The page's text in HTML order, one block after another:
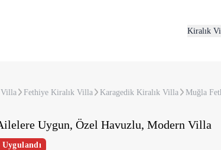
Kiralık
Fethiye Kiralık Villa Karagedik Kiralık Villa Muğla
Uygun, Özel Havuzlu, Modern Villa